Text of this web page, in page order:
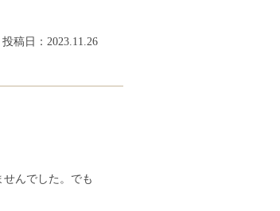
投稿日：2023.11.26
んでした。でも